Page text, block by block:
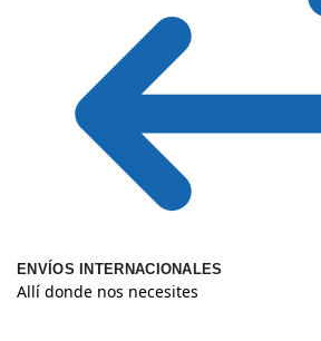
ENVÍOS INTERNACIONALES
Allí donde nos necesites